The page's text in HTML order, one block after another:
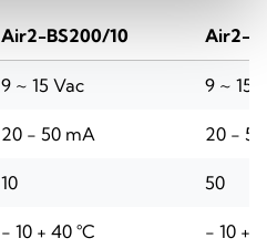
Air2-BS200/10 Air2-
9 ~ 15 Vac 9 ~ 15
20 - 50 mA 20 -
10 50
- 10 + 40 °C - 10 +